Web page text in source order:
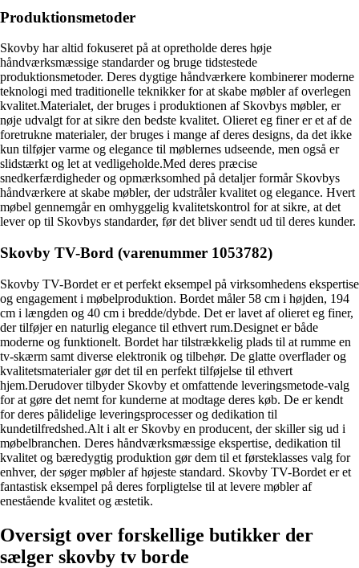
Produktionsmetoder
Skovby har altid fokuseret på at opretholde deres høje
håndværksmæssige standarder og bruge tidstestede
produktionsmetoder. Deres dygtige håndværkere kombinerer moderne
teknologi med traditionelle teknikker for at skabe møbler af overlegen
kvalitet.Materialet, der bruges i produktionen af ​​Skovbys møbler, er
nøje udvalgt for at sikre den bedste kvalitet. Olieret eg finer er et af de
foretrukne materialer, der bruges i mange af deres designs, da det ikke
kun tilføjer varme og elegance til møblernes udseende, men også er
slidstærkt og let at vedligeholde.Med deres præcise
snedkerfærdigheder og opmærksomhed på detaljer formår Skovbys
håndværkere at skabe møbler, der udstråler kvalitet og elegance. Hvert
møbel gennemgår en omhyggelig kvalitetskontrol for at sikre, at det
lever op til Skovbys standarder, før det bliver sendt ud til deres kunder.
Skovby TV-Bord (varenummer 1053782)
Skovby TV-Bordet er et perfekt eksempel på virksomhedens ekspertise
og engagement i møbelproduktion. Bordet måler 58 cm i højden, 194
cm i længden og 40 cm i bredde/dybde. Det er lavet af olieret eg finer,
der tilføjer en naturlig elegance til ethvert rum.Designet er både
moderne og funktionelt. Bordet har tilstrækkelig plads til at rumme en
tv-skærm samt diverse elektronik og tilbehør. De glatte overflader og
kvalitetsmaterialer gør det til en perfekt tilføjelse til ethvert
hjem.Derudover tilbyder Skovby et omfattende leveringsmetode-valg
for at gøre det nemt for kunderne at modtage deres køb. De er kendt
for deres pålidelige leveringsprocesser og dedikation til
kundetilfredshed.Alt i alt er Skovby en producent, der skiller sig ud i
møbelbranchen. Deres håndværksmæssige ekspertise, dedikation til
kvalitet og bæredygtig produktion gør dem til et førsteklasses valg for
enhver, der søger møbler af højeste standard. Skovby TV-Bordet er et
fantastisk eksempel på deres forpligtelse til at levere møbler af
enestående kvalitet og æstetik.
Oversigt over forskellige butikker der
sælger skovby tv borde